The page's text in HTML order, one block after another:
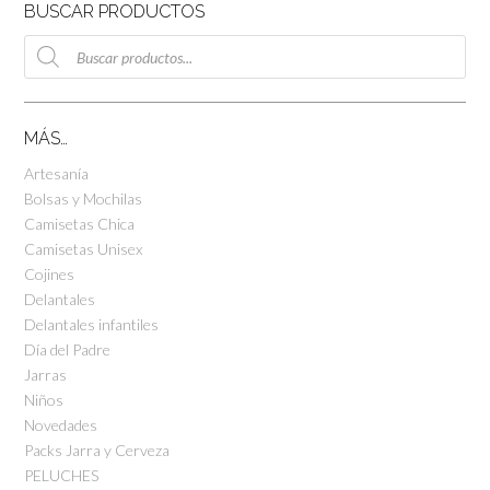
BUSCAR PRODUCTOS
Búsqueda
de
productos
MÁS…
Artesanía
Bolsas y Mochilas
Camisetas Chica
Camisetas Unisex
Cojines
Delantales
Delantales infantiles
Día del Padre
Jarras
Niños
Novedades
Packs Jarra y Cerveza
PELUCHES